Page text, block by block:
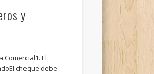
y
El
cheque debe